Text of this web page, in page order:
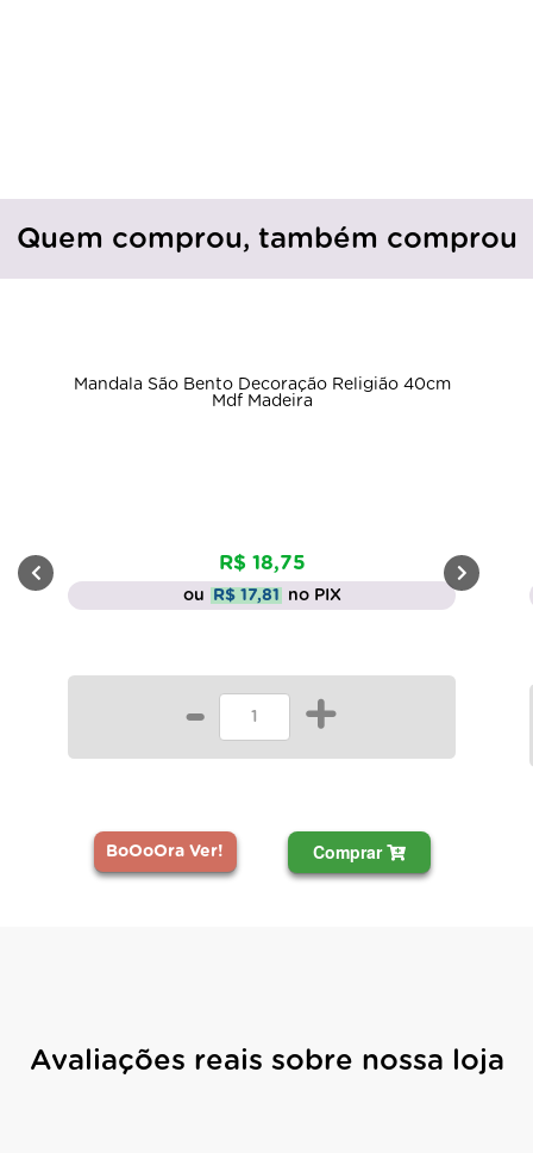
Quem comprou, também comprou
Mandala São Bento Decoração Religião 40cm
Mdf Madeira
R$ 18,75
ou R$ 17,81 no PIX
- +
BoOoOra Ver! Comprar
Avaliações reais sobre nossa loja